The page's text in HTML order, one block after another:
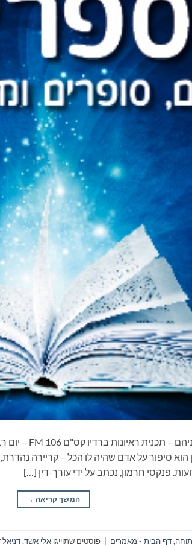
סיפור על אדם שהיה לו הכל – קריירה נהדרת,
פנקסי חרמון, נכתב על ידי עורך-דין […]
המשך קריאה →
,דף הבית - מאמרים פוסטים שתוייגו אלי אשד,דניאל